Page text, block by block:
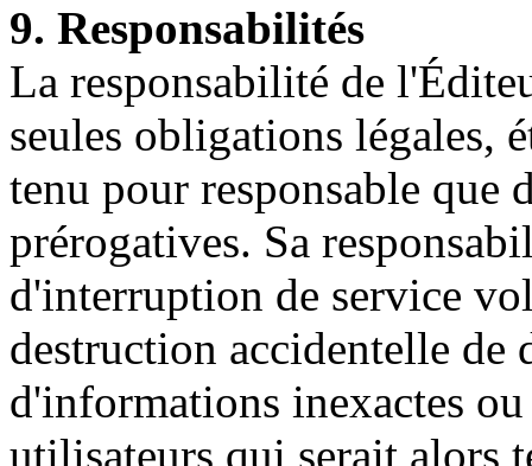
9. Responsabilités
La responsabilité de
seules obligations légales,
tenu pour responsable que
prérogatives. Sa
d'interruption de service
destruction accidentelle de
d'informations inexactes
utilisateurs qui serait alors